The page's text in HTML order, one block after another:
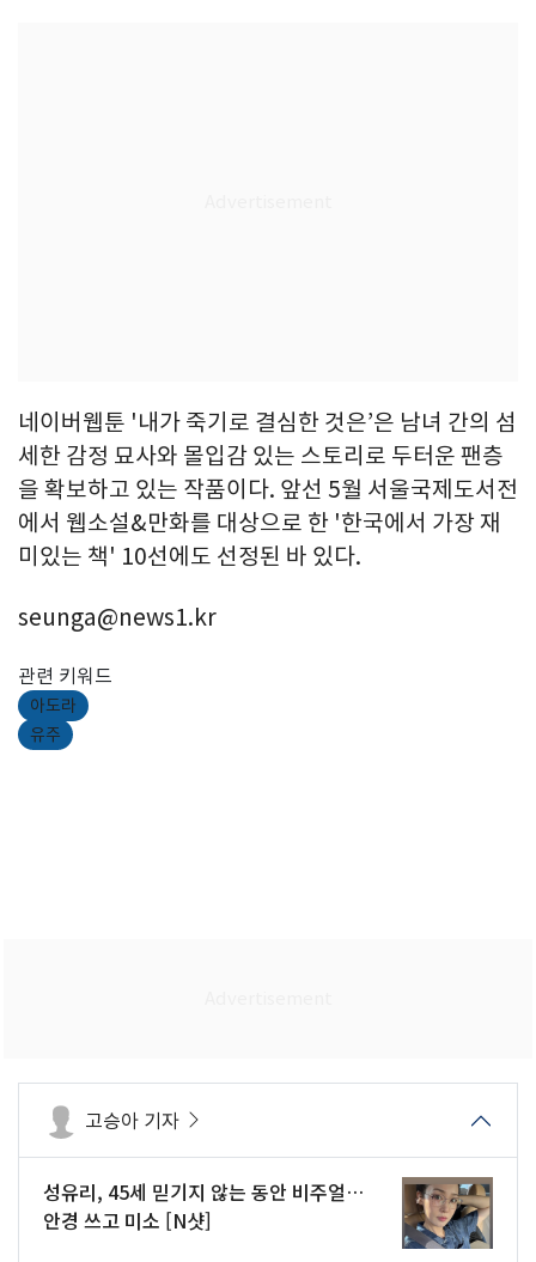
네이버웹툰 '내가 죽기로 결심한 것은’은 남녀 간의 섬
세한 감정 묘사와 몰입감 있는 스토리로 두터운 팬층
을 확보하고 있는 작품이다. 앞선 5월 서울국제도서전
에서 웹소설&만화를 대상으로 한 '한국에서 가장 재
미있는 책' 10선에도 선정된 바 있다.
seunga@news1.kr
관련 키워드
아도라
유주
고승아 기자
성유리, 45세 믿기지 않는 동안 비주얼…
안경 쓰고 미소 [N샷]